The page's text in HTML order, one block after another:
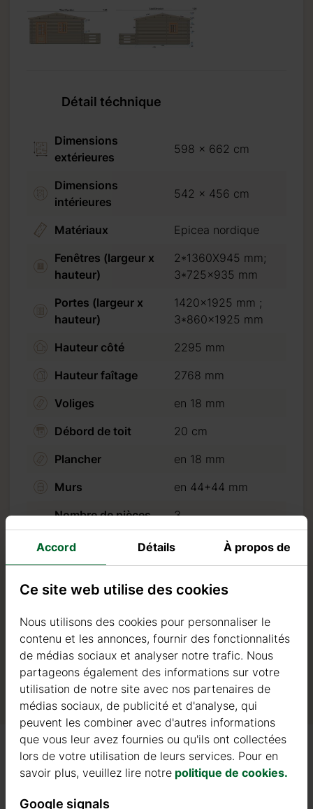
Détail téchnique
Dimensions
extérieures
598 x 662 cm
Dimensions
intérieures
542 x 456 cm
Matériaux
Epicea nordique
Fenêtres (largeur x
hauteur)
2*1360X945 mm;
3*725x935 mm
Portes (largeur x
hauteur)
1420x1925 mm ;
3*860x1925 mm
Hauteur côté
2295 mm
Hauteur faîtage
2768 mm
Voliges
en 18 mm
Débord de toit
20 cm
Plancher
en 18 mm
Murs
en 44+44 mm
Nombre de pièces
3
Surface du toit
34
Surface intérieure
25+9
Surface de terrasse
9
Pente du toit
11 degrés
20 %. (30 % pour un
nous n’acceptons
sur “Procéder au
Accord Détails À propos de
Ce site web utilise des cookies
Nous utilisons des cookies pour personnaliser le
contenu et les annonces, fournir des fonctionnalités
de médias sociaux et analyser notre trafic. Nous
partageons également des informations sur votre
utilisation de notre site avec nos partenaires de
médias sociaux, de publicité et d'analyse, qui
peuvent les combiner avec d'autres informations
que vous leur avez fournies ou qu'ils ont collectées
lors de votre utilisation de leurs services. Pour en
savoir plus, veuillez lire notre politique de cookies.
Google signals